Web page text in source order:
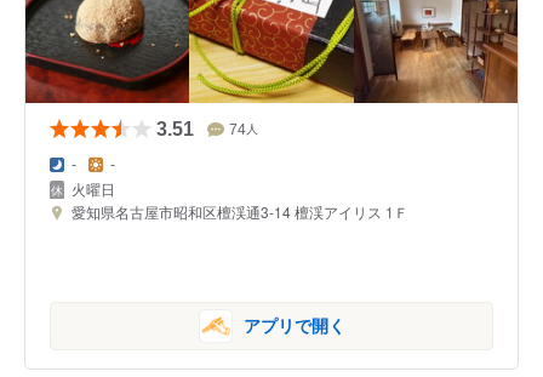
3.51 74人
- -
火曜日
愛知県名古屋市昭和区檀渓通3-14 檀渓アイリス 1Ｆ
アプリで開く